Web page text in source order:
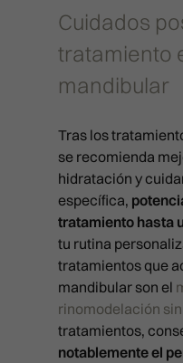
Cuidados
tratamiento
mandibular
Tras los
se recomienda
hidratación y
específica,
tratamiento hasta
tu rutina
tratamientos que
mandibular son el
rinomodelación
tratamientos,
notablemente el